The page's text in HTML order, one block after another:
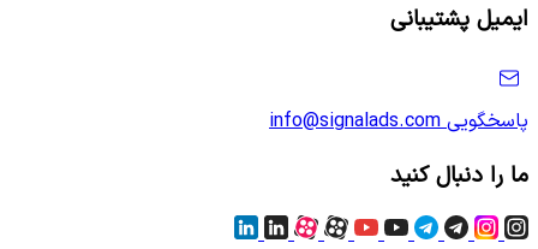
ایمیل پشتیبانی
پاسخگویی info@signalads.com
ما را دنبال کنید